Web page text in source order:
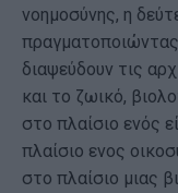
νοημοσύνης, η
διαψεύδουν τις
και το ζωικό,
στο πλαίσιο ενός
πλαίσιο ενος
στο πλαίσιο μιας